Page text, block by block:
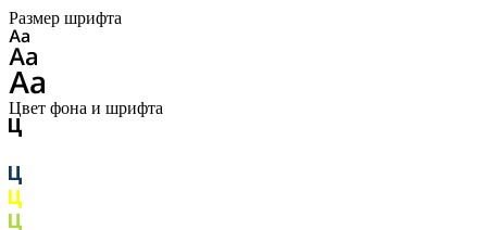
Размер шрифта
Цвет фона и шрифта